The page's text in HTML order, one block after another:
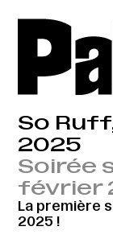
So
2025
Soirée
février
La première
2025 !